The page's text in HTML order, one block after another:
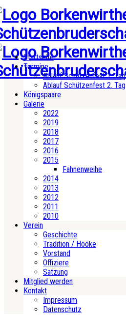
Startseite
Termine
Ablauf Schützenfest 1. Tag
Ablauf Schützenfest 2. Tag
Königspaare
Galerie
2022
2019
2018
2017
2016
2015
Fahnenweihe
2014
2013
2012
2011
2010
Verein
Geschichte
Tradition / Hööke
Vorstand
Offiziere
Satzung
Mitglied werden
Kontakt
Impressum
Datenschutz